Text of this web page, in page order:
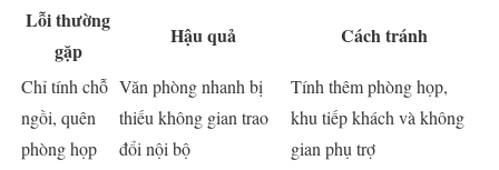
Lỗi thường
gặp
Hậu quả Cách tránh
Chỉ tính chỗ
ngồi, quên
phòng họp
Văn phòng nhanh bị
thiếu không gian trao
đổi nội bộ
Tính thêm phòng họp,
khu tiếp khách và không
gian phụ trợ